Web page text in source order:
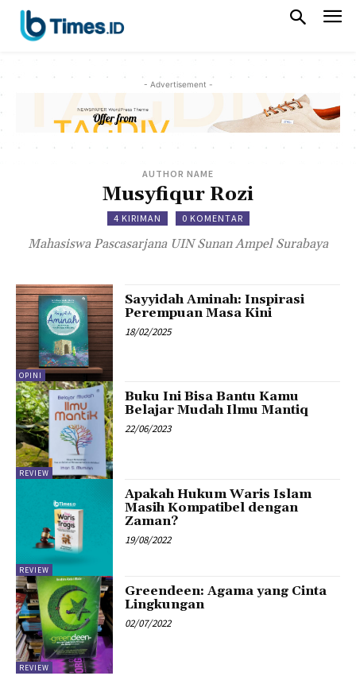
- Advertisement -
AUTHOR NAME
Musyfiqur Rozi
4 KIRIMAN 0 KOMENTAR
Mahasiswa Pascasarjana UIN Sunan Ampel Surabaya
OPINI
Sayyidah Aminah: Inspirasi
Perempuan Masa Kini
18/02/2025
REVIEW
Buku Ini Bisa Bantu Kamu
Belajar Mudah Ilmu Mantiq
22/06/2023
REVIEW
Apakah Hukum Waris Islam
Masih Kompatibel dengan
Zaman?
19/08/2022
REVIEW
Greendeen: Agama yang Cinta
Lingkungan
02/07/2022